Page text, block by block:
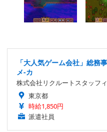
「大人気ゲーム会社」総務
メ-カ
株式会社リクルートスタッフ
東京都
時給1,850円
派遣社員